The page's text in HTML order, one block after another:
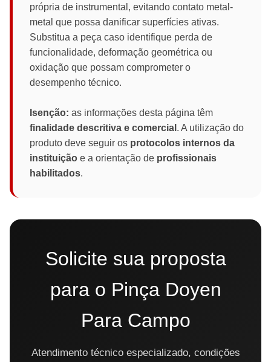
própria de instrumental, evitando contato metal-
metal que possa danificar superfícies ativas.
Substitua a peça caso identifique perda de
funcionalidade, deformação geométrica ou
oxidação que possam comprometer o
desempenho técnico.
Isenção: as informações desta página têm
finalidade descritiva e comercial . A utilização do
produto deve seguir os protocolos internos da
instituição e a orientação de profissionais
habilitados.
Solicite sua proposta
para o Pinça Doyen
Para Campo
Atendimento técnico especializado, condições